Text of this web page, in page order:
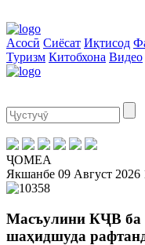
Асосӣ Сиёсат Иқтисод
Туризм Китобхона Видео
ҶОМЕА
Якшанбе 09 Август 2026
Масъулини КҶВ ба
шаҳидшуда